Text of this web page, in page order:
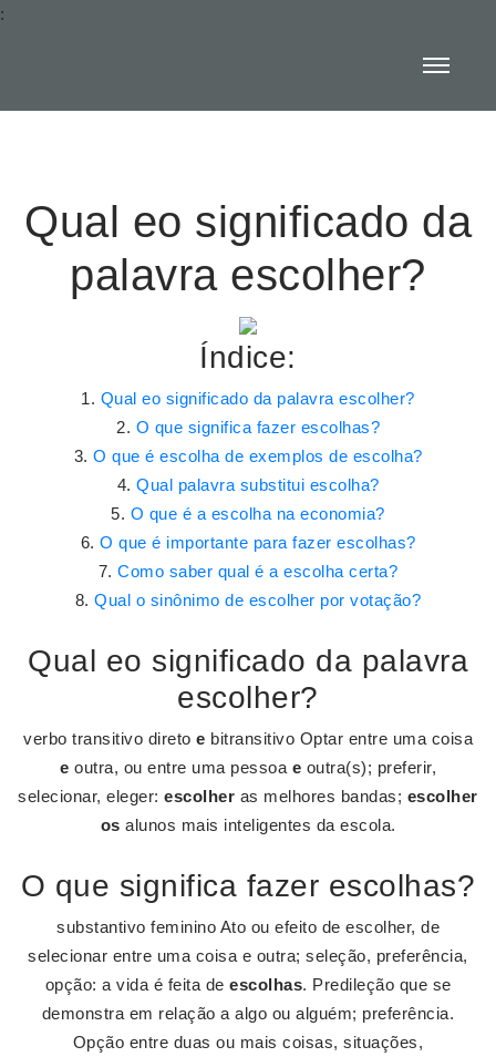
:
Qual eo significado da
palavra escolher?
Índice:
Qual eo significado da palavra escolher?
O que significa fazer escolhas?
O que é escolha de exemplos de escolha?
Qual palavra substitui escolha?
O que é a escolha na economia?
O que é importante para fazer escolhas?
Como saber qual é a escolha certa?
Qual o sinônimo de escolher por votação?
Qual eo significado da palavra
escolher?
verbo transitivo direto e bitransitivo Optar entre uma coisa
e outra, ou entre uma pessoa e outra(s); preferir,
selecionar, eleger:escolher as melhores bandas; escolher
os alunos mais inteligentes da escola.
O que significa fazer escolhas?
substantivo feminino Ato ou efeito de escolher, de
selecionar entre uma coisa e outra; seleção, preferência,
opção: a vida é feita de escolhas. Predileção que se
demonstra em relação a algo ou alguém; preferência.
Opção entre duas ou mais coisas, situações,